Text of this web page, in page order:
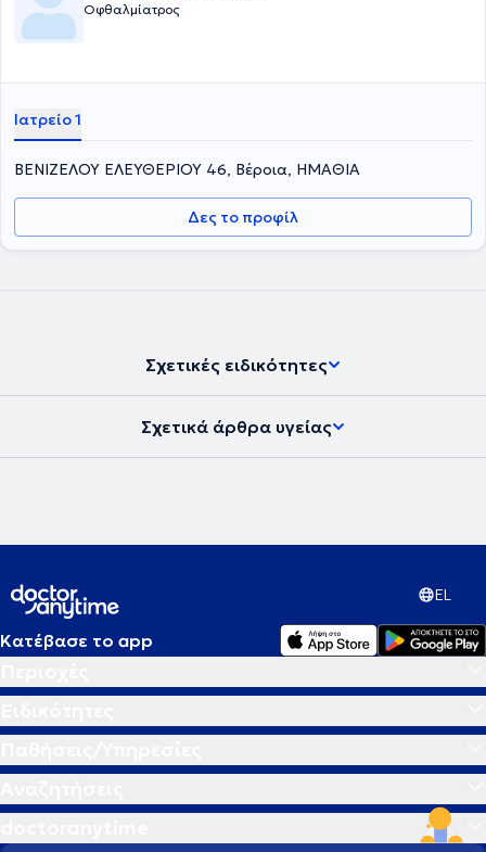
Οφθαλμίατρος
Ιατρείο 1
ΒΕΝΙΖΕΛΟΥ ΕΛΕΥΘΕΡΙΟΥ 46, Βέροια, ΗΜΑΘΙΑ
Δες το προφίλ
Σχετικές ειδικότητες
Σχετικά άρθρα υγείας
EL
Κατέβασε το app